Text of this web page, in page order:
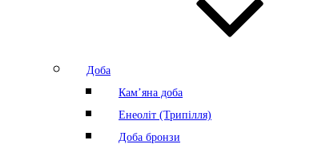
Доба
Кам’яна доба
Енеоліт (Трипілля)
Доба бронзи